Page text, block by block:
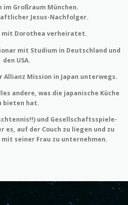
im Großraum München.
Jesus-Nachfolger.
mit Dorothea verheiratet.
mit Studium in Deutschland und
den USA.
Mission in Japan unterwegs.
andere, was die japanische Küche
bieten hat.
und Gesellschaftsspiele-
es, auf der Couch zu liegen und zu
mit seiner Frau zu unternehmen.